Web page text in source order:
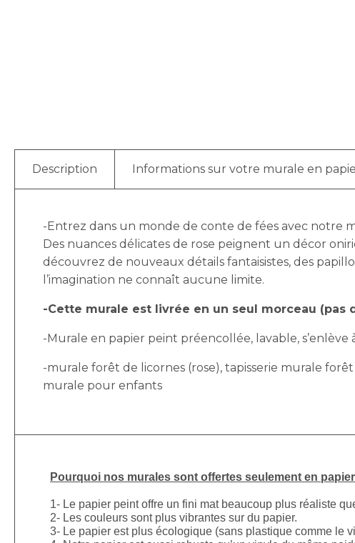
Description Informations sur votre murale en
-Entrez dans un monde de conte de fées avec notre
Des nuances délicates de rose peignent un décor
découvrez de nouveaux détails fantaisistes, des
l’imagination ne connaît aucune limite.
-Cette murale est livrée en un seul morceau (pas
-Murale en papier peint préencollée, lavable,
-murale forêt de licornes (rose), tapisserie murale
murale pour enfants
Pourquoi nos murales sont offertes seulement en
1- Le papier peint offre un fini mat beaucoup plus réaliste
2- Les couleurs sont plus vibrantes sur du papier.
3- Le papier est plus écologique (sans plastique comme le